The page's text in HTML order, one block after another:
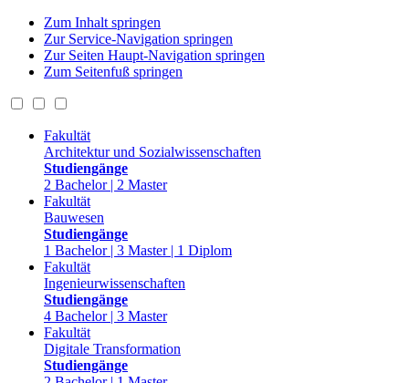
Zum Inhalt springen
Zur Service-Navigation springen
Zur Seiten Haupt-Navigation springen
Zum Seitenfuß springen
Fakultät
Architektur und Sozialwissenschaften
Studiengänge
2 Bachelor | 2 Master
Fakultät
Bauwesen
Studiengänge
1 Bachelor | 3 Master | 1 Diplom
Fakultät
Ingenieurwissenschaften
Studiengänge
4 Bachelor | 3 Master
Fakultät
Digitale Transformation
Studiengänge